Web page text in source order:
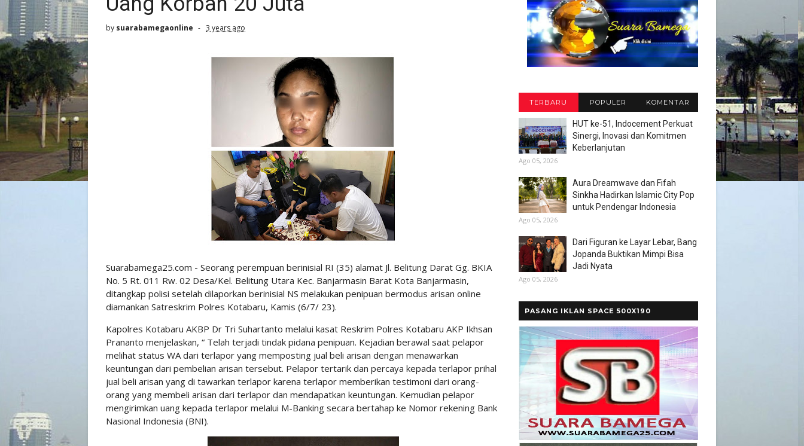
by suarabamegaonline 3 years ago
Suarabamega25.com - Seorang perempuan berinisial RI (35) alamat Jl. Belitung Darat Gg. BKIA
No. 5 Rt. 011 Rw. 02 Desa/Kel. Belitung Utara Kec. Banjarmasin Barat Kota Banjarmasin,
ditangkap polisi setelah dilaporkan berinisial NS melakukan penipuan bermodus arisan online
diamankan Satreskrim Polres Kotabaru, Kamis (6/7/ 23).
Kapolres Kotabaru AKBP Dr Tri Suhartanto melalui kasat Reskrim Polres Kotabaru AKP Ikhsan
Prananto menjelaskan, “ Telah terjadi tindak pidana penipuan. Kejadian berawal saat pelapor
melihat status WA dari terlapor yang memposting jual beli arisan dengan menawarkan
keuntungan dari pembelian arisan tersebut. Pelapor tertarik dan percaya kepada terlapor prihal
jual beli arisan yang di tawarkan terlapor karena terlapor memberikan testimoni dari orang-
orang yang membeli arisan dari terlapor dan mendapatkan keuntungan. Kemudian pelapor
mengirimkan uang kepada terlapor melalui M-Banking secara bertahap ke Nomor rekening Bank
Nasional Indonesia (BNI).
TERBARU POPULER KOMENTAR
HUT ke-51, Indocement Perkuat
Sinergi, Inovasi dan Komitmen
Keberlanjutan
Ago 05, 2026
Aura Dreamwave dan Fifah
Sinkha Hadirkan Islamic City Pop
untuk Pendengar Indonesia
Ago 05, 2026
Dari Figuran ke Layar Lebar, Bang
Jopanda Buktikan Mimpi Bisa
Jadi Nyata
Ago 05, 2026
PASANG IKLAN SPACE 500X190